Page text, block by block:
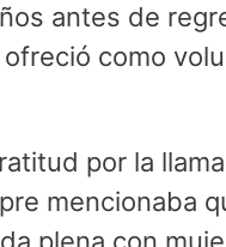
antes de
como
por la
mencionaba